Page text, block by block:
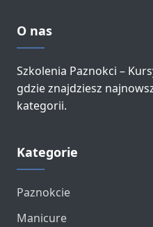
O nas
Szkolenia Paznokci –
gdzie znajdziesz
kategorii.
Kategorie
Paznokcie
Manicure